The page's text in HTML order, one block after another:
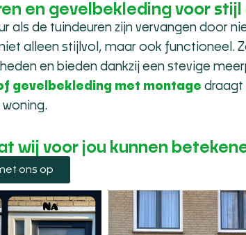
en gevelbekleding voor
als de tuindeuren zijn vervangen door
niet alleen stijlvol, maar ook functioneel.
en bieden dankzij een stevige
gevelbekleding met montage draagt
wij voor jou kunnen
ons op